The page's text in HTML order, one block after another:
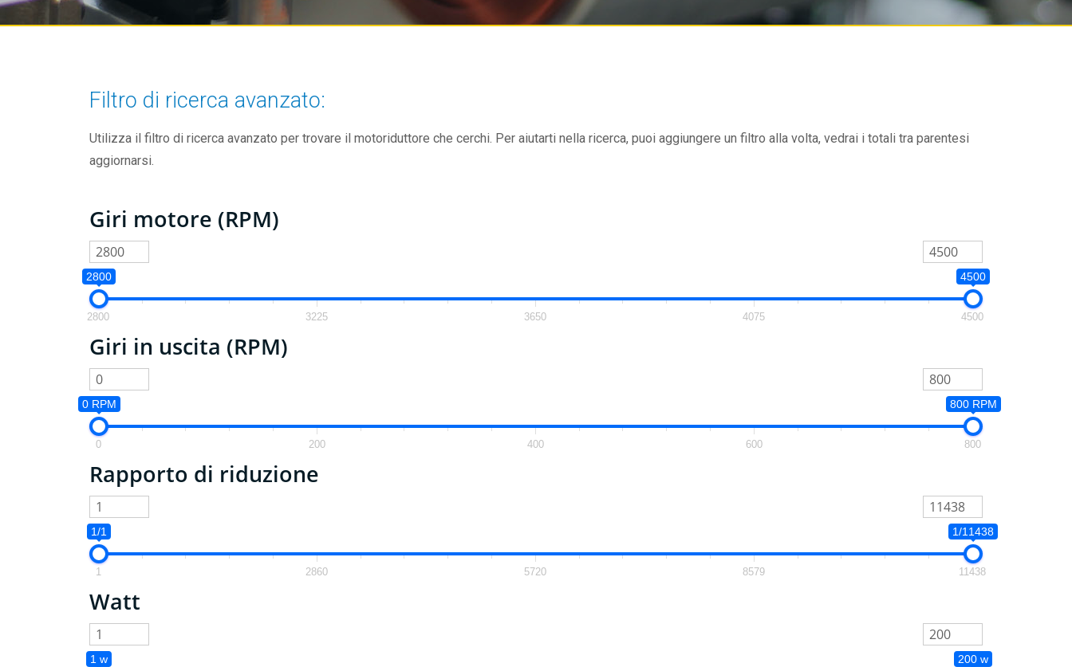
Filtro di ricerca avanzato:
Utilizza il filtro di ricerca avanzato per trovare il motoriduttore che cerchi. Per aiutarti nella ricerca, puoi aggiungere un filtro alla volta, vedrai i totali tra parentesi
aggiornarsi.
Giri motore (RPM)
2800 4500
2800 3225 3650 4075 4500
Giri in uscita (RPM)
0 RPM 800 RPM
0 200 400 600 800
Rapporto di riduzione
1/1 1/11438
1 2860 5720 8579 11438
Watt
1 w 200 w